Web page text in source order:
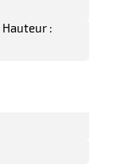
Hauteur :